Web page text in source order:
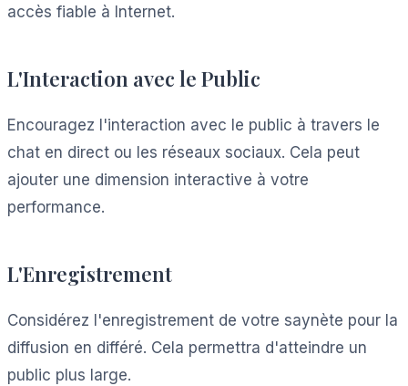
accès fiable à Internet.
L'Interaction avec le Public
Encouragez l'interaction avec le public à travers le
chat en direct ou les réseaux sociaux. Cela peut
ajouter une dimension interactive à votre
performance.
L'Enregistrement
Considérez l'enregistrement de votre saynète pour la
diffusion en différé. Cela permettra d'atteindre un
public plus large.